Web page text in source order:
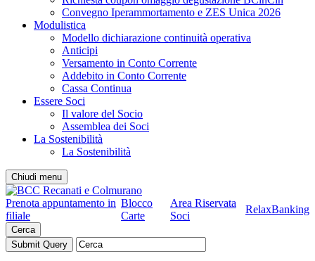
Convegno Iperammortamento e ZES Unica 2026
Modulistica
Modello dichiarazione continuità operativa
Anticipi
Versamento in Conto Corrente
Addebito in Conto Corrente
Cassa Continua
Essere Soci
Il valore del Socio
Assemblea dei Soci
La Sostenibilità
La Sostenibilità
Chiudi menu
Prenota appuntamento in
filiale
Blocco
Carte
Area Riservata
Soci
RelaxBanking
Cerca